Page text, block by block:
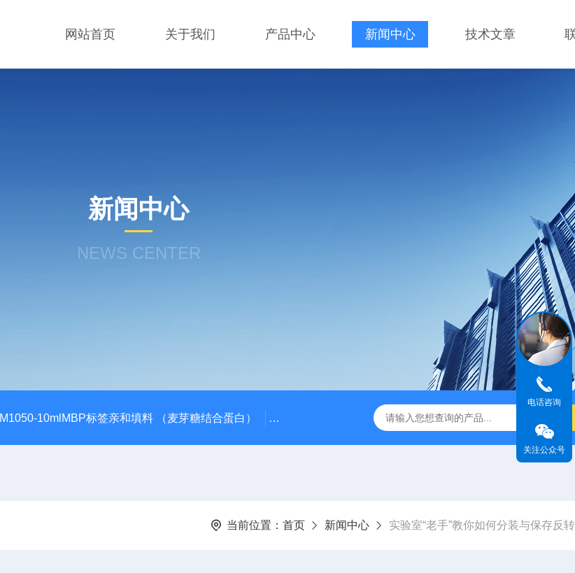
网站首页 关于我们 产品中心 新闻中心 技术文章
新闻中心
NEWS CENTER
M1050-10mlMBP标签亲和填料 （麦芽糖结合蛋白） 500bp DNA Marker DNA Assembly Mix Plus无缝克隆
当前位置： 首页 新闻中心 实验室“老手”教你如何分装与保存反
电话咨询
关注公众号